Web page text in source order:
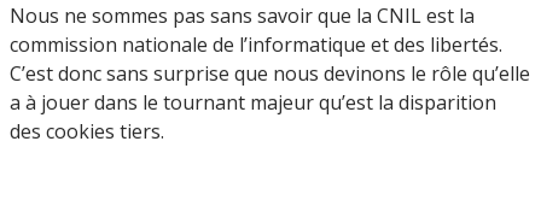
Nous ne sommes pas sans savoir que la CNIL est la
commission nationale de l’informatique et des libertés.
C’est donc sans surprise que nous devinons le rôle qu’elle
a à jouer dans le tournant majeur qu’est la disparition
des cookies tiers.